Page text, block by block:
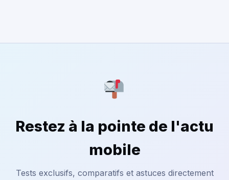
Restez à la pointe de l'actu
mobile
Tests exclusifs, comparatifs et astuces directement